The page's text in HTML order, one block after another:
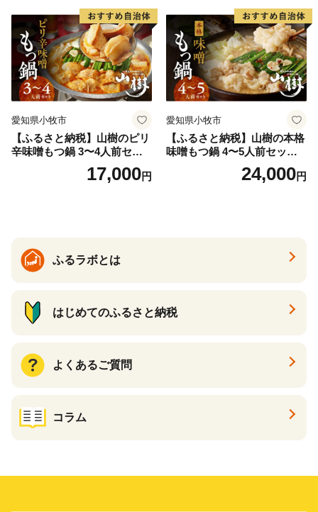
間
間
愛知県小牧市
【ふるさと納税】山樹のピリ
辛味噌もつ鍋 3〜4人前セッ
ト 山樹 国産 牛もつ ホルモン
モツ オンライン飲み会 ホー
17,000円
愛知県小牧市
【ふるさと納税】山樹の本格
味噌もつ鍋 4〜5人前セット
山樹 国産 牛もつ ホルモン モ
ツ オンライン飲み会 ホーム
24,000円
ふるラボとは
はじめてのふるさと納税
よくあるご質問
コラム